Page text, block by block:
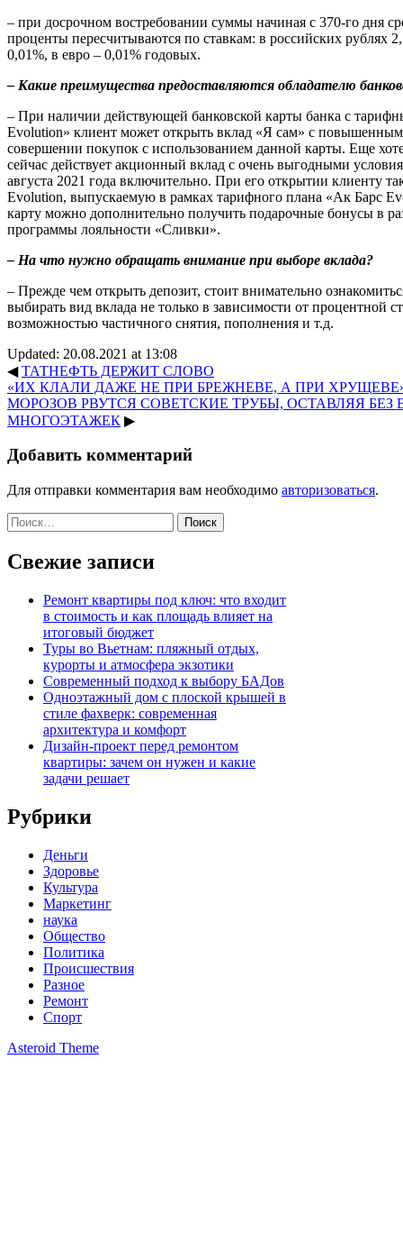
– при досрочном востребовании суммы начиная с 370-го дня
проценты пересчитываются по ставкам: в российских рублях
0,01%, в евро – 0,01% годовых.
– Какие преимущества предоставляются обладателю
– При наличии действующей банковской карты банка с
Evolution» клиент может открыть вклад «Я сам» с
совершении покупок с использованием данной карты. Еще
сейчас действует акционный вклад с очень выгодными
августа 2021 года включительно. При его открытии клиенту
Evolution, выпускаемую в рамках тарифного плана «Ак Барс
карту можно дополнительно получить подарочные бонусы в
программы лояльности «Сливки».
– На что нужно обращать внимание при выборе вклада?
– Прежде чем открыть депозит, стоит внимательно
выбирать вид вклада не только в зависимости от процентной
возможностью частичного снятия, пополнения и т.д.
Updated: 20.08.2021 at 13:08
◀ТАТНЕФТЬ ДЕРЖИТ СЛОВО
«ИХ КЛАЛИ ДАЖЕ НЕ ПРИ БРЕЖНЕВЕ, А ПРИ
МОРОЗОВ РВУТСЯ СОВЕТСКИЕ ТРУБЫ, ОСТАВЛЯЯ
МНОГОЭТАЖЕК ▶
Добавить комментарий
Для отправки комментария вам необходимо авторизоваться.
Найти:
Свежие записи
Ремонт квартиры под ключ: что входит
в стоимость и как площадь влияет на
итоговый бюджет
Туры во Вьетнам: пляжный отдых,
курорты и атмосфера экзотики
Современный подход к выбору БАДов
Одноэтажный дом с плоской крышей в
стиле фахверк: современная
архитектура и комфорт
Дизайн-проект перед ремонтом
квартиры: зачем он нужен и какие
задачи решает
Рубрики
Деньги
Здоровье
Культура
Маркетинг
наука
Общество
Политика
Происшествия
Разное
Ремонт
Спорт
Asteroid Theme